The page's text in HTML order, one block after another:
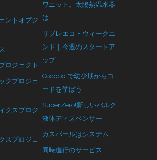
ントオブジ
ロジェクト
クプロジェ
クスプロジ
スプロジェ
ワニット。太陽熱温水器
は
リブレエコ・ウィークエ
ンド｜今週のスタートア
ップ
Codobotで幼少期からコ
ードを学ぼう!
SuperZero!新しいバルク
液体ディスペンサー
カスパールはシステム...
同時進行のサービス...